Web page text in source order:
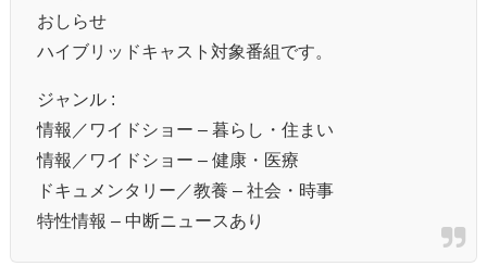
おしらせ
ハイブリッドキャスト対象番組です。
ジャンル :
情報／ワイドショー – 暮らし・住まい
情報／ワイドショー – 健康・医療
ドキュメンタリー／教養 – 社会・時事
特性情報 – 中断ニュースあり